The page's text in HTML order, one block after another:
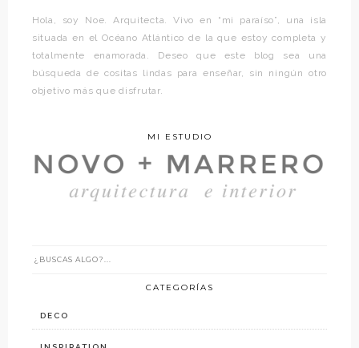
Hola, soy Noe. Arquitecta. Vivo en “mi paraíso”, una isla
situada en el Océano Atlántico de la que estoy completa y
totalmente enamorada. Deseo que este blog sea una
búsqueda de cositas lindas para enseñar, sin ningún otro
objetivo más que disfrutar.
MI ESTUDIO
CATEGORÍAS
DECO